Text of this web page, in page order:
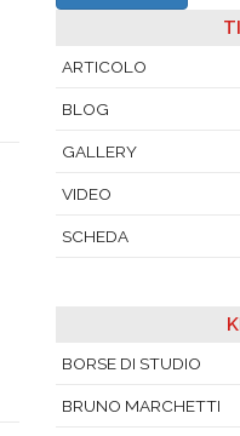
ARTICOLO
BLOG
GALLERY
VIDEO
SCHEDA
BORSE DI STUDIO
BRUNO MARCHETTI